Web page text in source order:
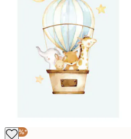
-40%*